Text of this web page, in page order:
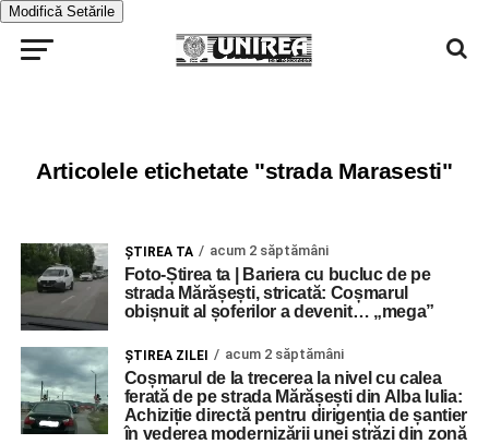
Modifică Setările
Articolele etichetate "strada Marasesti"
ŞTIREA TA acum 2 săptămâni
Foto-Știrea ta | Bariera cu bucluc de pe
strada Mărășești, stricată: Coșmarul
obișnuit al șoferilor a devenit… „mega”
ŞTIREA ZILEI acum 2 săptămâni
Coșmarul de la trecerea la nivel cu calea
ferată de pe strada Mărășești din Alba Iulia:
Achiziție directă pentru dirigenția de șantier
în vederea modernizării unei străzi din zonă